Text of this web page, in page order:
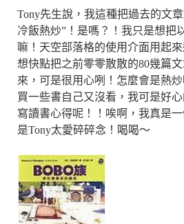
Tony先生說，我這種把過去的文
冷飯熱炒”！是嗎？！我只是想把
嘛！天空部落格的使用介面用起
想快點把之前零零散散的80幾篇
來，可是很用心咧！怎麼會是熱
買一些書自己又沒看，我可是好
寫讀書心得呢！！唉啊，我真是
是Tony太愛碎碎念！喝喝～